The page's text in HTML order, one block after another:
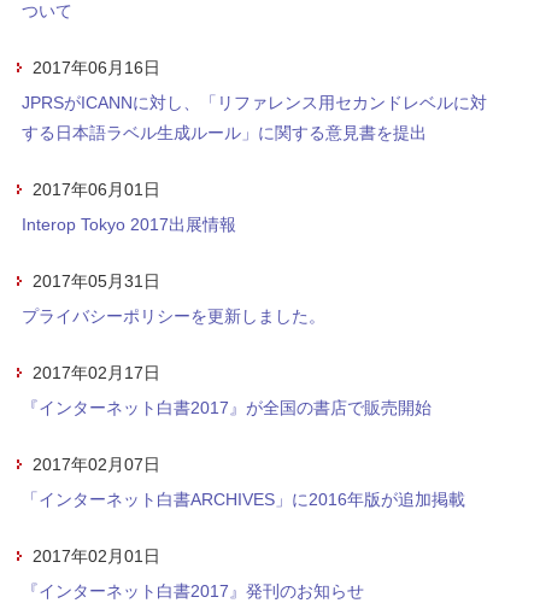
ついて
2017年06月16日
JPRSがICANNに対し、「リファレンス用セカンドレベルに対
する日本語ラベル生成ルール」に関する意見書を提出
2017年06月01日
Interop Tokyo 2017出展情報
2017年05月31日
プライバシーポリシーを更新しました。
2017年02月17日
『インターネット白書2017』が全国の書店で販売開始
2017年02月07日
「インターネット白書ARCHIVES」に2016年版が追加掲載
2017年02月01日
『インターネット白書2017』発刊のお知らせ